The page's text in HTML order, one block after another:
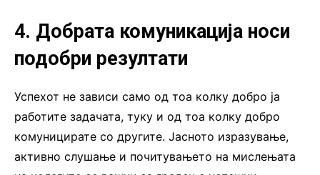
4. Добрата комуникација носи
подобри резултати
Успехот не зависи само од тоа колку добро ја
работите задачата, туку и од тоа колку добро
комуницирате со другите. Јасното изразување,
активно слушање и почитувањето на мислењата